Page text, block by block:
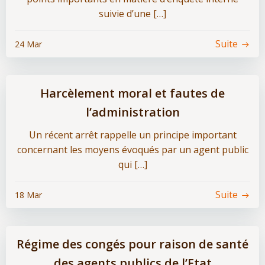
suivie d’une […]
24 Mar Suite
Harcèlement moral et fautes de
l’administration
Un récent arrêt rappelle un principe important
concernant les moyens évoqués par un agent public
qui […]
18 Mar Suite
Régime des congés pour raison de santé